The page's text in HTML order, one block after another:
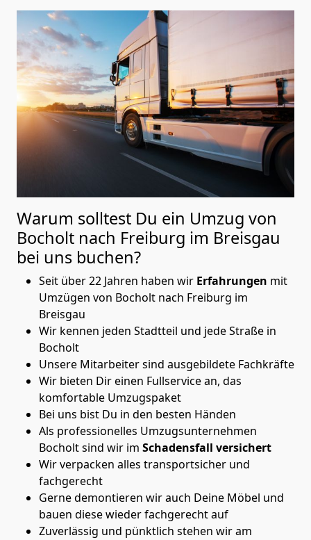
Warum solltest Du ein Umzug von
Bocholt nach Freiburg im Breisgau
bei uns buchen?
Seit über 22 Jahren haben wir Erfahrungen mit
Umzügen von Bocholt nach Freiburg im
Breisgau
Wir kennen jeden Stadtteil und jede Straße in
Bocholt
Unsere Mitarbeiter sind ausgebildete Fachkräfte
Wir bieten Dir einen Fullservice an, das
komfortable Umzugspaket
Bei uns bist Du in den besten Händen
Als professionelles Umzugsunternehmen
Bocholt sind wir im Schadensfall versichert
Wir verpacken alles transportsicher und
fachgerecht
Gerne demontieren wir auch Deine Möbel und
bauen diese wieder fachgerecht auf
Zuverlässig und pünktlich stehen wir am